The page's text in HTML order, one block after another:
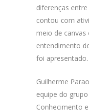
diferenças
contou com
meio de
entendimento
foi apresentado.
Guilherme
equipe do
Conhecimento